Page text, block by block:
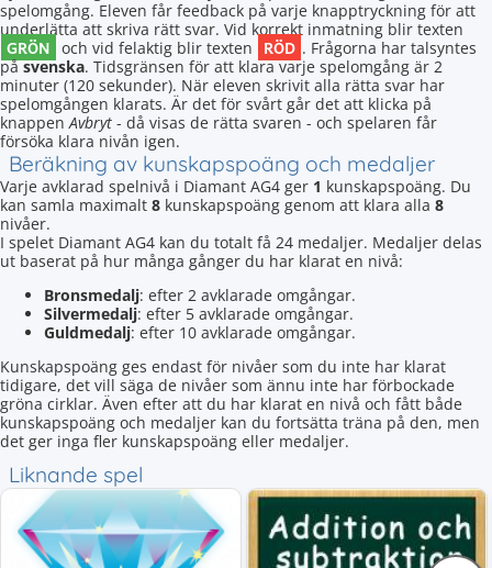
spelomgång. Eleven får feedback på varje knapptryckning för att
underlätta att skriva rätt svar. Vid korrekt inmatning blir texten
GRÖN och vid felaktig blir texten RÖD . Frågorna har talsyntes
påsvenska. Tidsgränsen för att klara varje spelomgång är 2
minuter (120 sekunder). När eleven skrivit alla rätta svar har
spelomgången klarats. Är det för svårt går det att klicka på
knappenAvbryt - då visas de rätta svaren - och spelaren får
försöka klara nivån igen.
Beräkning av kunskapspoäng och medaljer
Varje avklarad spelnivå i Diamant AG4 ger 1 kunskapspoäng. Du
kan samla maximalt 8 kunskapspoäng genom att klara alla 8
nivåer.
I spelet Diamant AG4 kan du totalt få 24 medaljer. Medaljer delas
ut baserat på hur många gånger du har klarat en nivå:
Bronsmedalj: efter 2 avklarade omgångar.
Silvermedalj: efter 5 avklarade omgångar.
Guldmedalj: efter 10 avklarade omgångar.
Kunskapspoäng ges endast för nivåer som du inte har klarat
tidigare, det vill säga de nivåer som ännu inte har förbockade
gröna cirklar. Även efter att du har klarat en nivå och fått både
kunskapspoäng och medaljer kan du fortsätta träna på den, men
det ger inga fler kunskapspoäng eller medaljer.
Liknande spel